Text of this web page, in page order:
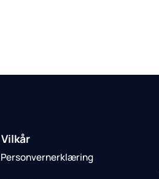
Vilkår
Personvernerklæring